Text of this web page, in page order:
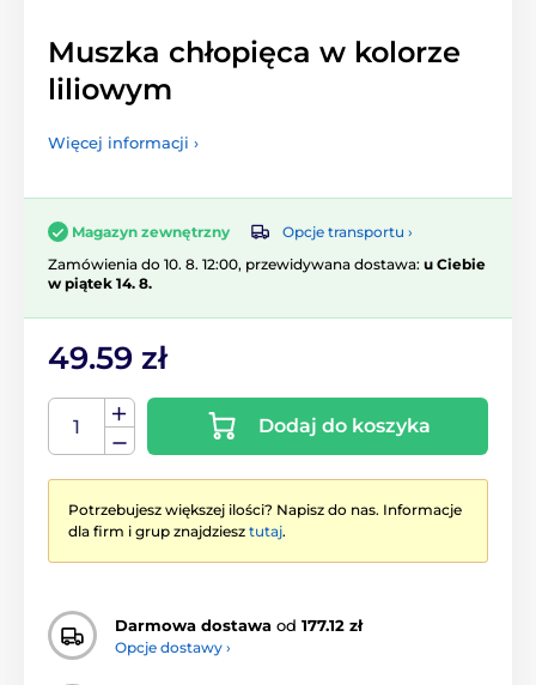
Muszka chłopięca w kolorze
liliowym
Więcej informacji ›
Magazyn zewnętrzny
Opcje transportu ›
Zamówienia do 10. 8. 12:00, przewidywana dostawa: u Ciebie
w piątek 14. 8.
49.59 zł
Dodaj do koszyka
Potrzebujesz większej ilości? Napisz do nas. Informacje
dla firm i grup znajdziesz tutaj.
Darmowa dostawa od 177.12 zł
Opcje dostawy ›